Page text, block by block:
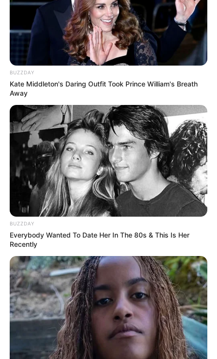
(foto: amazon)
8. Kalau bentuk ini cocok banget untuk penggemar
anjing, semakin banyak buku maka semakin panjang
tubuhnya
(foto: etsy)
9. Tak hanya bisa membatasi buku satu sisi saja,
bentuk pengantar paket ini bisa membatasi buku
dalam dua sisi
BUZZDAY
Kate Middleton's Daring Outfit Took Prince William's Breath
Away
BUZZDAY
Everybody Wanted To Date Her In The 80s & This Is Her
Recently